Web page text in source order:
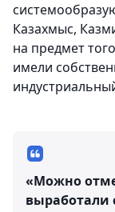
Казахмыс,
на предмет
имели
«Можно
выработали